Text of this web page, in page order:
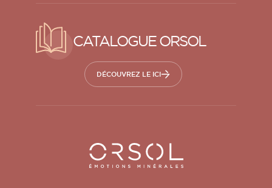
CATALOGUE ORSOL
DÉCOUVREZ LE ICI
Orsol S.A.